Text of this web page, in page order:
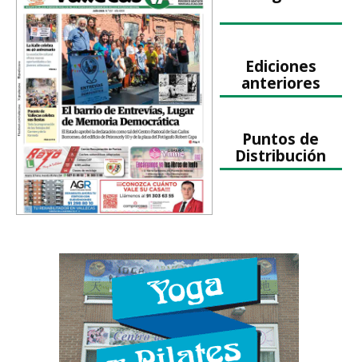
Ediciones
anteriores
Puntos de
Distribución